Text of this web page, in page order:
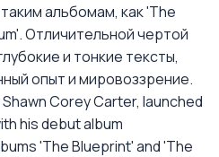
альбомам, как 'The
Отличительной чертой
и тонкие тексты,
опыт и мировоззрение.
Corey Carter, launched
his debut album
'The Blueprint' and 'The